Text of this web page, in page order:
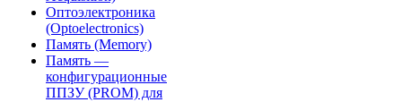
Оптоэлектроника
(Optoelectronics)
Память (Memory)
Память —
конфигурационные
ППЗУ (PROM) для